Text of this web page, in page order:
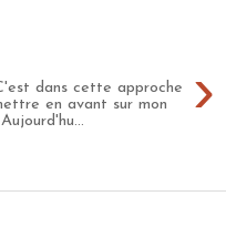
›
dans cette approche
en avant sur mon